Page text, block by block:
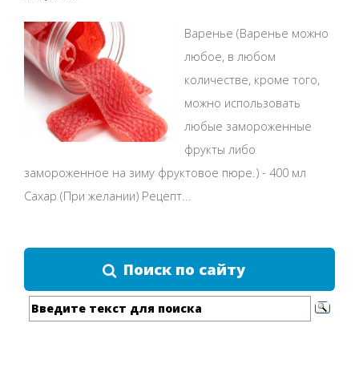
Варенье (Варенье можно
любое, в любом
количестве, кроме того,
можно использовать
любые замороженные
фрукты либо
замороженное на зиму фруктовое пюре.) - 400 мл
Сахар (При желании) Рецепт...
Поиск по сайту